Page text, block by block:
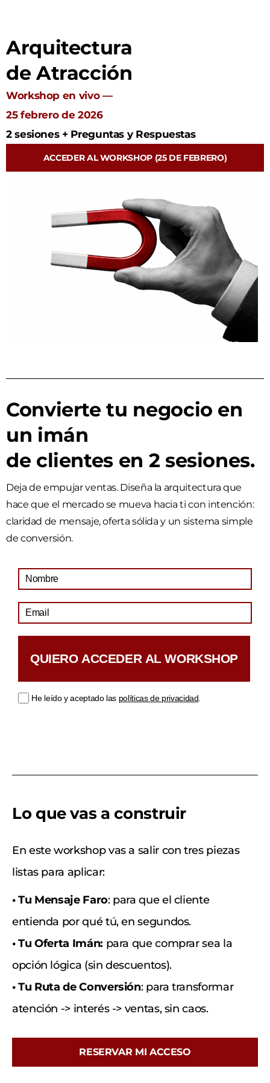
Arquitectura
de Atracción
Workshop en vivo —
25 febrero de 2026
2 sesiones + Preguntas y Respuestas
ACCEDER AL WORKSHOP (25 DE FEBRERO)
Convierte tu negocio en
un imán
de clientes en 2 sesiones.
Deja de empujar ventas. Diseña la arquitectura que
hace que el mercado se mueva hacia ti con intención:
claridad de mensaje, oferta sólida y un sistema simple
de conversión.
QUIERO ACCEDER AL WORKSHOP
He leído y aceptado las políticas de privacidad
Lo que vas a construir
En este workshop vas a salir con tres piezas
listas para aplicar:
• Tu Mensaje Faro: para que el cliente
entienda por qué tú, en segundos.
• Tu Oferta Imán: para que comprar sea la
opción lógica (sin descuentos).
• Tu Ruta de Conversión: para transformar
atención -> interés -> ventas, sin caos.
RESERVAR MI ACCESO